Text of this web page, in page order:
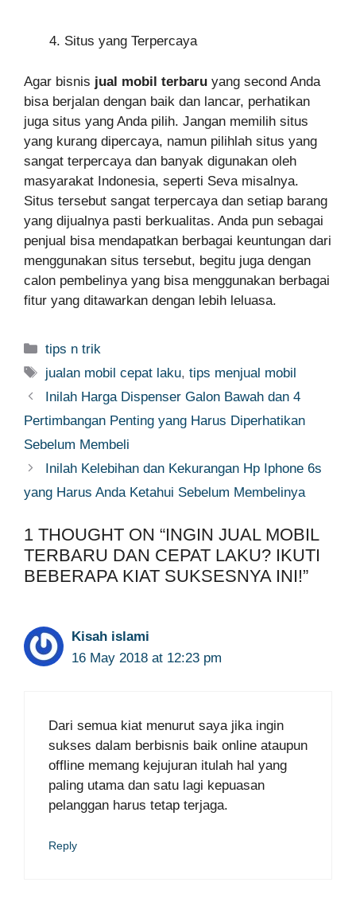
Situs yang Terpercaya
Agar bisnis jual mobil terbaru yang second Anda
bisa berjalan dengan baik dan lancar, perhatikan
juga situs yang Anda pilih. Jangan memilih situs
yang kurang dipercaya, namun pilihlah situs yang
sangat terpercaya dan banyak digunakan oleh
masyarakat Indonesia, seperti Seva misalnya.
Situs tersebut sangat terpercaya dan setiap barang
yang dijualnya pasti berkualitas. Anda pun sebagai
penjual bisa mendapatkan berbagai keuntungan dari
menggunakan situs tersebut, begitu juga dengan
calon pembelinya yang bisa menggunakan berbagai
fitur yang ditawarkan dengan lebih leluasa.
Categories
tips n trik
Tags
jualan mobil cepat laku,tips menjual mobil
Inilah Harga Dispenser Galon Bawah dan 4
Pertimbangan Penting yang Harus Diperhatikan
Sebelum Membeli
Inilah Kelebihan dan Kekurangan Hp Iphone 6s
yang Harus Anda Ketahui Sebelum Membelinya
1 THOUGHT ON “INGIN JUAL MOBIL
TERBARU DAN CEPAT LAKU? IKUTI
BEBERAPA KIAT SUKSESNYA INI!”
Kisah islami
16 May 2018 at 12:23 pm
Dari semua kiat menurut saya jika ingin
sukses dalam berbisnis baik online ataupun
offline memang kejujuran itulah hal yang
paling utama dan satu lagi kepuasan
pelanggan harus tetap terjaga.
Reply